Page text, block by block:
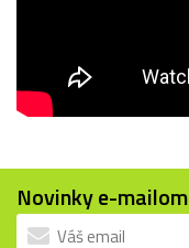
Novinky e-mailom